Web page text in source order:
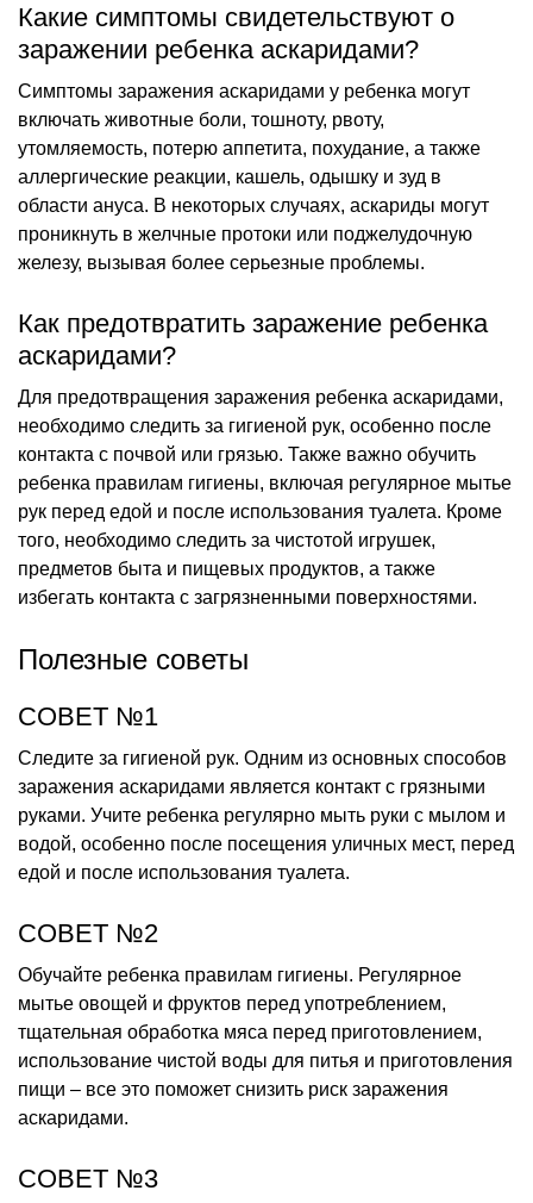
Какие симптомы свидетельствуют о
заражении ребенка аскаридами?
Симптомы заражения аскаридами у ребенка могут
включать животные боли, тошноту, рвоту,
утомляемость, потерю аппетита, похудание, а также
аллергические реакции, кашель, одышку и зуд в
области ануса. В некоторых случаях, аскариды могут
проникнуть в желчные протоки или поджелудочную
железу, вызывая более серьезные проблемы.
Как предотвратить заражение ребенка
аскаридами?
Для предотвращения заражения ребенка аскаридами,
необходимо следить за гигиеной рук, особенно после
контакта с почвой или грязью. Также важно обучить
ребенка правилам гигиены, включая регулярное мытье
рук перед едой и после использования туалета. Кроме
того, необходимо следить за чистотой игрушек,
предметов быта и пищевых продуктов, а также
избегать контакта с загрязненными поверхностями.
Полезные советы
СОВЕТ №1
Следите за гигиеной рук. Одним из основных способов
заражения аскаридами является контакт с грязными
руками. Учите ребенка регулярно мыть руки с мылом и
водой, особенно после посещения уличных мест, перед
едой и после использования туалета.
СОВЕТ №2
Обучайте ребенка правилам гигиены. Регулярное
мытье овощей и фруктов перед употреблением,
тщательная обработка мяса перед приготовлением,
использование чистой воды для питья и приготовления
пищи – все это поможет снизить риск заражения
аскаридами.
СОВЕТ №3